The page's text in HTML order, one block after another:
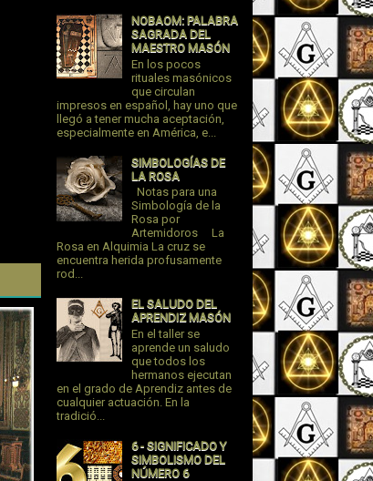
NOBAOM: PALABRA
SAGRADA DEL
MAESTRO MASÓN
En los pocos
rituales masónicos
que circulan
impresos en español, hay uno que
llegó a tener mucha aceptación,
especialmente en América, e...
SIMBOLOGÍAS DE
LA ROSA
Notas para una
Simbología de la
Rosa por
Artemidoros La
Rosa en Alquimia La cruz se
encuentra herida profusamente
rod...
EL SALUDO DEL
APRENDIZ MASÓN
En el taller se
aprende un saludo
que todos los
hermanos ejecutan
en el grado de Aprendiz antes de
cualquier actuación. En la
tradició...
6 - SIGNIFICADO Y
SIMBOLISMO DEL
NÚMERO 6